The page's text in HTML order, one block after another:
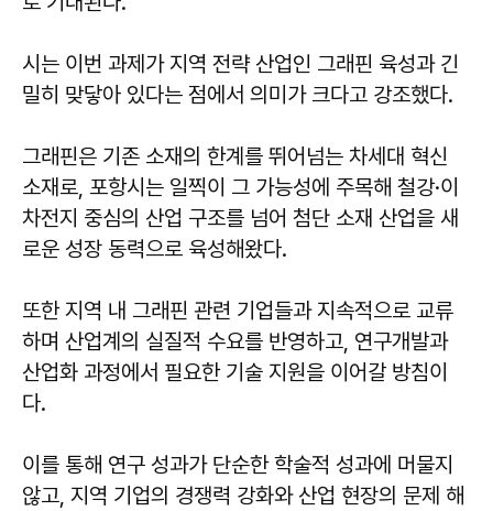
시는 이번 과제가 지역 전략 산업인 그래핀 육성과 긴
밀히 맞닿아 있다는 점에서 의미가 크다고 강조했다.
그래핀은 기존 소재의 한계를 뛰어넘는 차세대 혁신
소재로, 포항시는 일찍이 그 가능성에 주목해 철강·이
차전지 중심의 산업 구조를 넘어 첨단 소재 산업을 새
로운 성장 동력으로 육성해왔다.
또한 지역 내 그래핀 관련 기업들과 지속적으로 교류
하며 산업계의 실질적 수요를 반영하고, 연구개발과
산업화 과정에서 필요한 기술 지원을 이어갈 방침이
다.
이를 통해 연구 성과가 단순한 학술적 성과에 머물지
않고, 지역 기업의 경쟁력 강화와 산업 현장의 문제 해